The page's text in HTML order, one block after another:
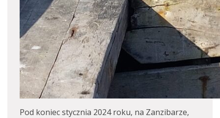
Pod koniec stycznia 2024 roku, na Zanzibarze,